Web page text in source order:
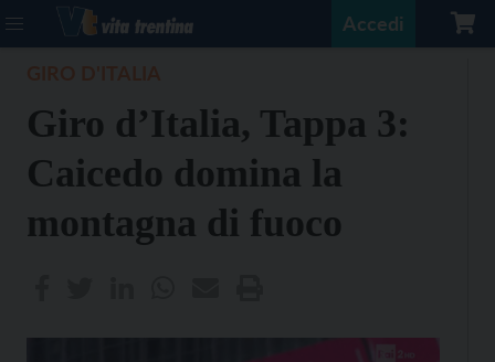
Accedi
Giro d’Italia, Tappa 3:
Caicedo domina la
montagna di fuoco